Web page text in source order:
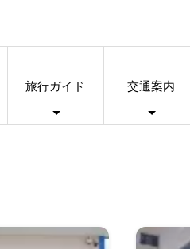
旅行ガイド 交通案内